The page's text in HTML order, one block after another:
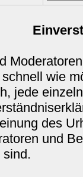
wie
jede
des
und
sind.